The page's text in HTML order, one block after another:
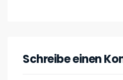
Schreibe einen